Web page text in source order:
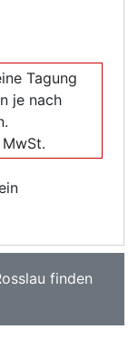
Tagung
je nach
finden